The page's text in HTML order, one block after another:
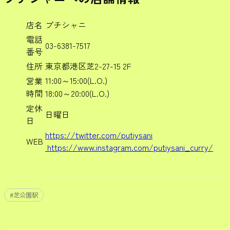
店名 プチシャニ
電話
番号 03-6381-7517
住所 東京都港区芝2-27-15 2F
営業
時間
11:00～15:00(L.O.)
18:00～20:00(L.O.)
定休
日
日曜日
WEB https://twitter.com/putiysani
https://www.instagram.com/putiysani_curry/
#芝公園駅